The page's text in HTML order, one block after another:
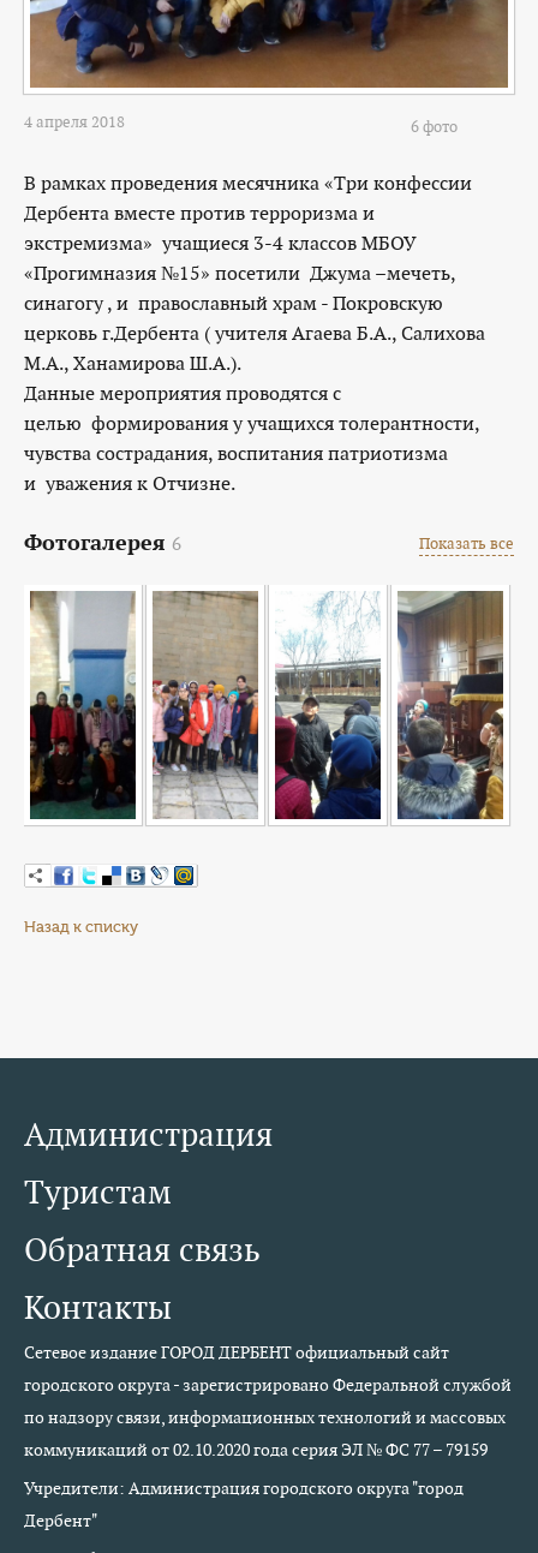
4 апреля 2018 6 фото
В рамках проведения месячника «Три конфессии
Дербента вместе против терроризма и
экстремизма» учащиеся 3-4 классов МБОУ
«Прогимназия №15» посетили Джума –мечеть,
синагогу , и православный храм - Покровскую
церковь г.Дербента ( учителя Агаева Б.А., Салихова
М.А., Ханамирова Ш.А.).
Данные мероприятия проводятся с
целью формирования у учащихся толерантности,
чувства сострадания, воспитания патриотизма
и уважения к Отчизне.
Фотогалерея 6 Показать все
Назад к списку
Администрация
Туристам
Обратная связь
Контакты
Сетевое издание ГОРОД ДЕРБЕНТ официальный сайт
городского округа - зарегистрировано Федеральной службой
по надзору связи, информационных технологий и массовых
коммуникаций от 02.10.2020 года серия ЭЛ № ФС 77 – 79159
Учредители: Администрация городского округа "город
Дербент"